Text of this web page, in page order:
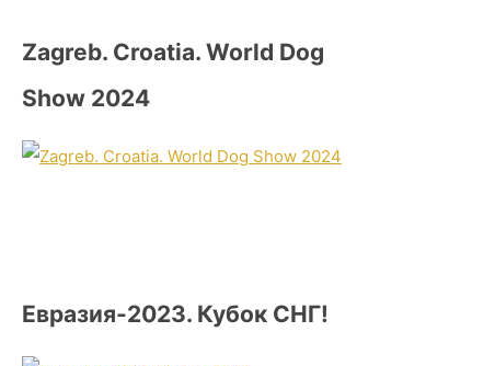
Zagreb. Croatia. World Dog
Show 2024
Евразия-2023. Кубок СНГ!